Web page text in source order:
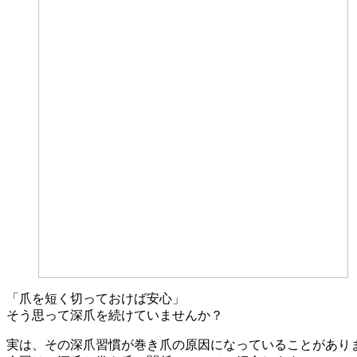
「爪を短く切っておけば安心」
そう思って深爪を続けていませんか？
実は、その深爪習慣が巻き爪の原因になっていることがあり